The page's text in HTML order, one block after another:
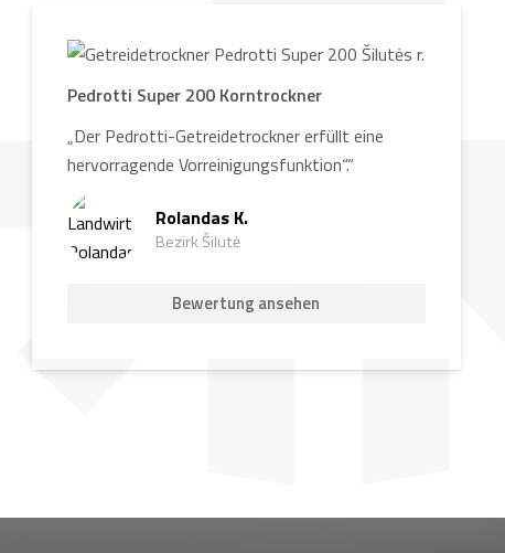
Pedrotti Super 200 Korntrockner
„Der Pedrotti-Getreidetrockner erfüllt eine
hervorragende Vorreinigungsfunktion“.“
Rolandas K.
Bezirk Šilutė
Bewertung ansehen